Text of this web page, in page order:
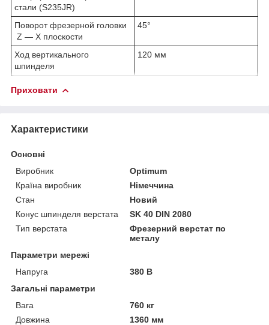
стали (S235JR)
Поворот фрезерной головки
Z — X плоскости
45°
Ход вертикального
шпинделя
120 мм
Приховати
Характеристики
Основні
Виробник
Optimum
Країна виробник
Німеччина
Стан
Новий
Конус шпинделя верстата
SK 40 DIN 2080
Тип верстата
Фрезерний верстат по
металу
Параметри мережі
Напруга
380 В
Загальні параметри
Вага
760 кг
Довжина
1360 мм